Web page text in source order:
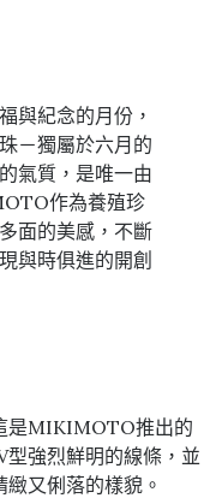
與紀念的月份，
－獨屬於六月的
氣質，是唯一由
作為養殖珍
面的美感，不斷
與時俱進的開創
是MIKIMOTO推出的
強烈鮮明的線條，並
又俐落的樣貌。